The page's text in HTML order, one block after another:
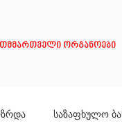
ორგანოები
საზაფხულო